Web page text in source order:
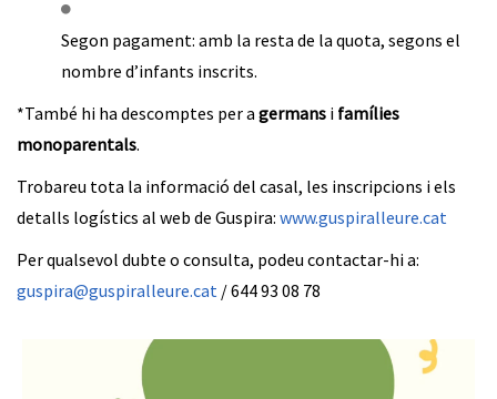
Segon pagament: amb la resta de la quota, segons el
nombre d’infants inscrits.
*També hi ha descomptes per a germans i famílies
monoparentals.
Trobareu tota la informació del casal, les inscripcions i els
detalls logístics al web de Guspira: www.guspiralleure.cat
Per qualsevol dubte o consulta, podeu contactar-hi a:
guspira@guspiralleure.cat / 644 93 08 78